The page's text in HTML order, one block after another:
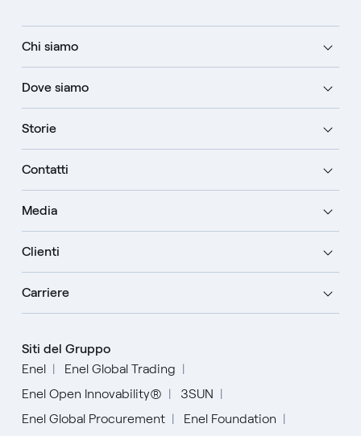
Chi siamo
Dove siamo
Storie
Contatti
Media
Clienti
Carriere
Siti del Gruppo
Enel
Enel Global Trading
Enel Open Innovability®
3SUN
Enel Global Procurement
Enel Foundation